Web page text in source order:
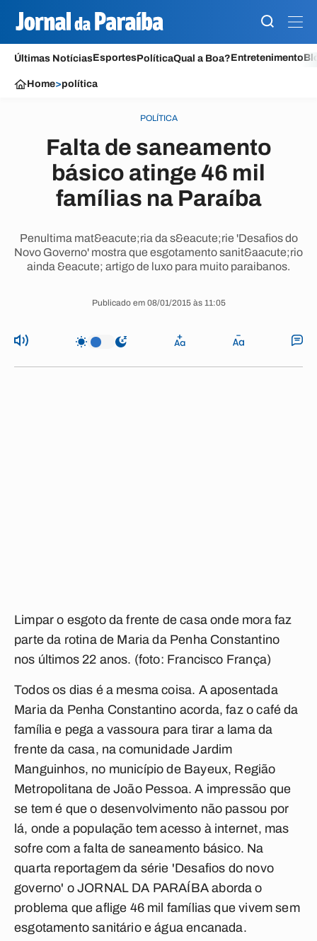
Últimas NotíciasEsportesPolíticaQual a Boa?Entretenimento
Home>política
POLÍTICA
Falta de saneamento
básico atinge 46 mil
famílias na Paraíba
Penultima mat&eacute;ria da s&eacute;rie 'Desafios do
Novo Governo' mostra que esgotamento sanit&aacute;rio
ainda &eacute; artigo de luxo para muito paraibanos.
Publicado em 08/01/2015 às 11:05
Limpar o esgoto da frente de casa onde mora faz
parte da rotina de Maria da Penha Constantino
nos últimos 22 anos. (foto: Francisco França)
Todos os dias é a mesma coisa. A aposentada
Maria da Penha Constantino acorda, faz o café da
família e pega a vassoura para tirar a lama da
frente da casa, na comunidade Jardim
Manguinhos, no município de Bayeux, Região
Metropolitana de João Pessoa. A impressão que
se tem é que o desenvolvimento não passou por
lá, onde a população tem acesso à internet, mas
sofre com a falta de saneamento básico. Na
quarta reportagem da série 'Desafios do novo
governo' o JORNAL DA PARAÍBA aborda o
problema que aflige 46 mil famílias que vivem sem
esgotamento sanitário e água encanada.